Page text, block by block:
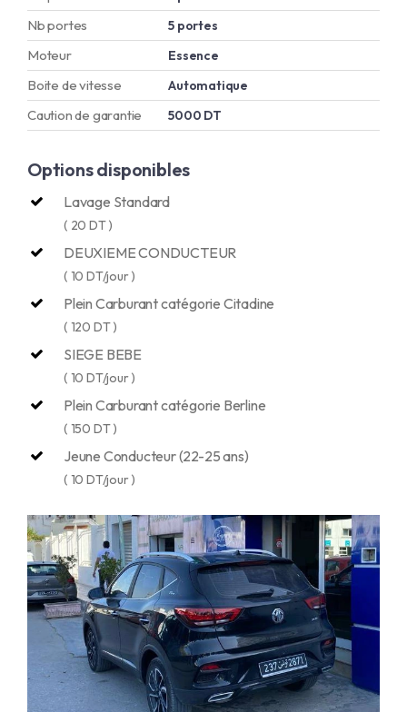
Nb portes 5 portes
Moteur Essence
Boite de vitesse Automatique
Caution de garantie 5000 DT
Options disponibles
Lavage Standard
( 20 DT )
DEUXIEME CONDUCTEUR
( 10 DT/jour )
Plein Carburant catégorie Citadine
( 120 DT )
SIEGE BEBE
( 10 DT/jour )
Plein Carburant catégorie Berline
( 150 DT )
Jeune Conducteur (22-25 ans)
( 10 DT/jour )